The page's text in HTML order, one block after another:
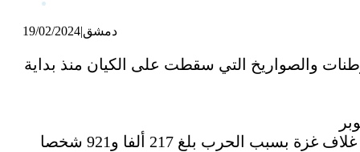
19/02/2024|دمشق
والصواريخ التي سقطت على الكيان منذ بداية
كما أوضح أن عدد المستوطنين النازحين من مستوطناتهم في الشمال على الحدود مع لبنان، وفي غلاف غزة بسبب الحرب بلغ 217 ألفا و921 شخصا